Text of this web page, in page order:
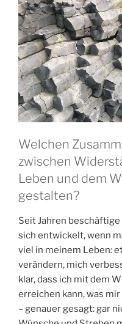
Welchen
zwischen
Leben und dem
gestalten?
Seit Jahren
sich entwickelt, wenn
viel in meinem Leben:
verändern, mich
klar, dass ich mit dem
erreichen kann, was
– genauer gesagt: gar